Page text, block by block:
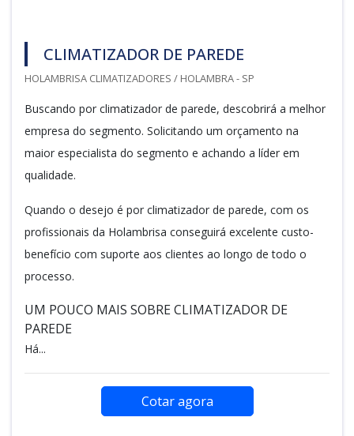
CLIMATIZADOR DE PAREDE
HOLAMBRISA CLIMATIZADORES / HOLAMBRA - SP
Buscando por climatizador de parede, descobrirá a melhor
empresa do segmento. Solicitando um orçamento na
maior especialista do segmento e achando a líder em
qualidade.
Quando o desejo é por climatizador de parede, com os
profissionais da Holambrisa conseguirá excelente custo-
benefício com suporte aos clientes ao longo de todo o
processo.
UM POUCO MAIS SOBRE CLIMATIZADOR DE
PAREDE
Há...
Cotar agora